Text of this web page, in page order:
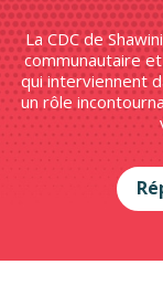
La CDC de
communautaire
qui interviennent
un rôle